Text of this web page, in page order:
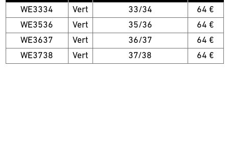
WE3334 Vert 33/34
64 €
WE3536
Vert 35/36
64 €
WE3637
Vert 36/37
64 €
WE3738
Vert 37/38 64 €